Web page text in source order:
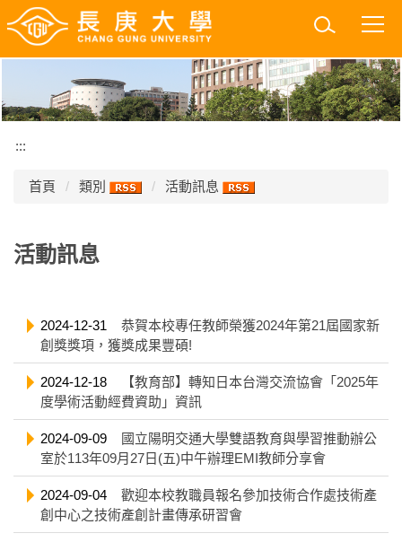
跳
到
容
:::
首頁 類別 活動訊息
活動訊息
2024-12-31
恭賀本校專任教師榮獲2024年第21屆國家新
創獎獎項，獲獎成果豐碩!
2024-12-18
【教育部】轉知日本台灣交流協會「2025年
度學術活動經費資助」資訊
2024-09-09
國立陽明交通大學雙語教育與學習推動辦公
室於113年09月27日(五)中午辦理EMI教師分享會
2024-09-04
歡迎本校教職員報名參加技術合作處技術產
創中心之技術產創計畫傳承研習會